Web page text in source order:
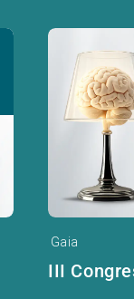
Gaia
III